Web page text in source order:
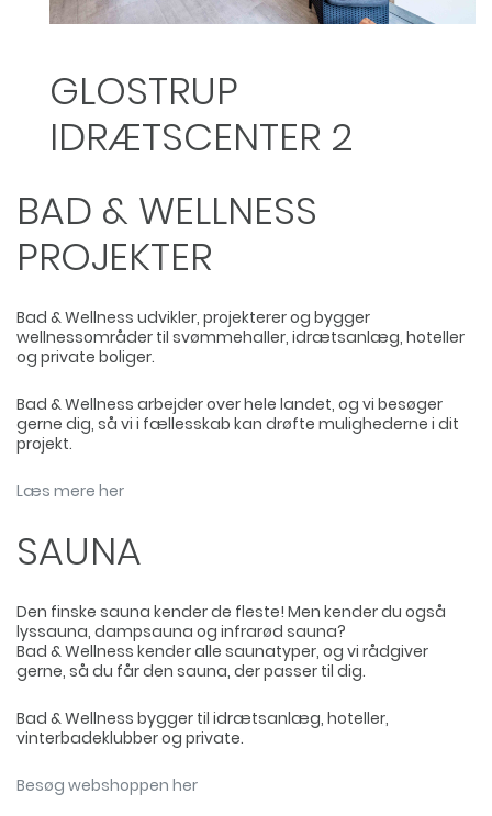
GLOSTRUP
IDRÆTSCENTER 2
BAD & WELLNESS
PROJEKTER
Bad & Wellness udvikler, projekterer og bygger
wellnessområder til svømmehaller, idrætsanlæg, hoteller
og private boliger.
Bad & Wellness arbejder over hele landet, og vi besøger
gerne dig, så vi i fællesskab kan drøfte mulighederne i dit
projekt.
Læs mere her
SAUNA
Den finske sauna kender de fleste! Men kender du også
lyssauna, dampsauna og infrarød sauna?
Bad & Wellness kender alle saunatyper, og vi rådgiver
gerne, så du får den sauna, der passer til dig.
Bad & Wellness bygger til idrætsanlæg, hoteller,
vinterbadeklubber og private.
Besøg webshoppen her